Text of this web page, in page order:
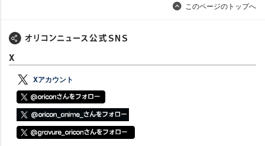
このページのトップへ
X
Xアカウント